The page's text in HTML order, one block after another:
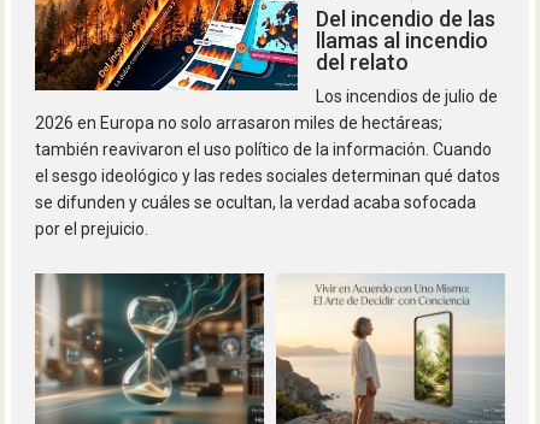
Del incendio de las
llamas al incendio
del relato
Los incendios de julio de
2026 en Europa no solo arrasaron miles de hectáreas;
también reavivaron el uso político de la información. Cuando
el sesgo ideológico y las redes sociales determinan qué datos
se difunden y cuáles se ocultan, la verdad acaba sofocada
por el prejuicio.